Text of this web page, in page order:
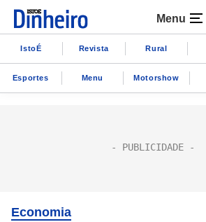
Menu
IstoÉ Revista Rural
Esportes Menu Motorshow
Economia